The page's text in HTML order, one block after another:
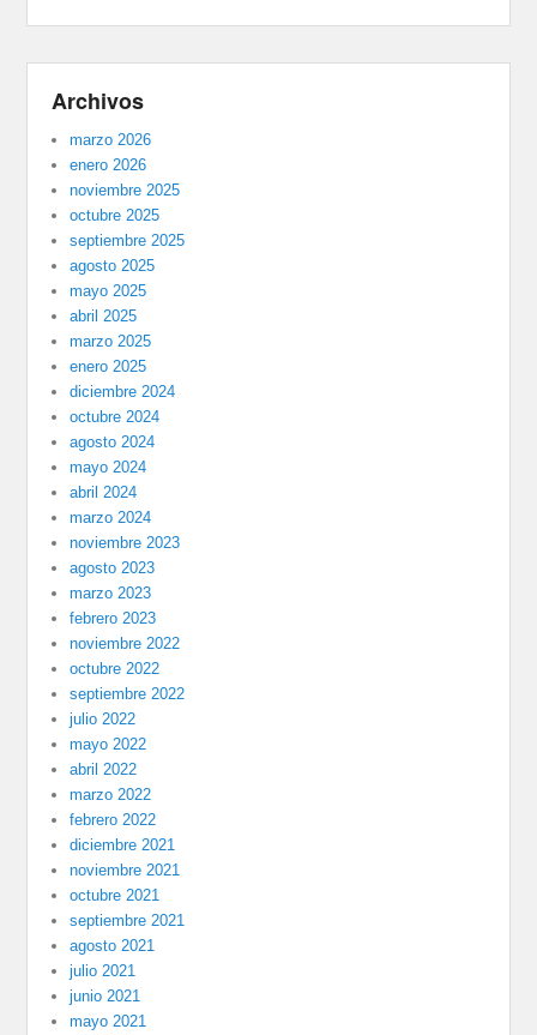
Archivos
marzo 2026
enero 2026
noviembre 2025
octubre 2025
septiembre 2025
agosto 2025
mayo 2025
abril 2025
marzo 2025
enero 2025
diciembre 2024
octubre 2024
agosto 2024
mayo 2024
abril 2024
marzo 2024
noviembre 2023
agosto 2023
marzo 2023
febrero 2023
noviembre 2022
octubre 2022
septiembre 2022
julio 2022
mayo 2022
abril 2022
marzo 2022
febrero 2022
diciembre 2021
noviembre 2021
octubre 2021
septiembre 2021
agosto 2021
julio 2021
junio 2021
mayo 2021